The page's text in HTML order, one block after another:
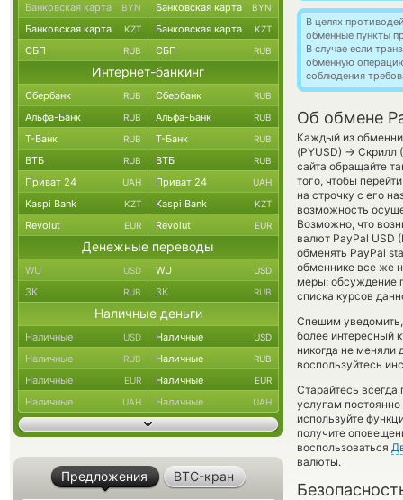
В целях
обменные пункты
В случае если
обменную
соблюдения
Об обмене
Каждый из
(PYUSD) → Скрилл
сайта обращайте
того, чтобы
на строчку с его
возможность
Возможно, что
валют PayPal USD
обменять PayPal
обменнике все же
меры: обсуждение
списка курсов
Спешим
более интересный
никогда не меняли
воспользуйтесь
Старайтесь
услугам
используйте
получите
воспользоваться
валюты.
Банковская карта BYN Банковская карта BYN
Банковская карта KZT Банковская карта KZT
СБП RUB СБП RUB
Интернет-банкинг
Сбербанк RUB Сбербанк RUB
Альфа-Банк RUB Альфа-Банк RUB
Т-Банк RUB Т-Банк RUB
ВТБ RUB ВТБ RUB
Приват 24 UAH Приват 24 UAH
Kaspi Bank KZT Kaspi Bank KZT
Revolut EUR Revolut EUR
Денежные переводы
WU USD WU USD
ЗК RUB ЗК RUB
Наличные деньги
Наличные USD Наличные USD
Наличные RUB Наличные RUB
Наличные EUR Наличные EUR
Наличные UAH Наличные UAH
Предложения BTC-кран